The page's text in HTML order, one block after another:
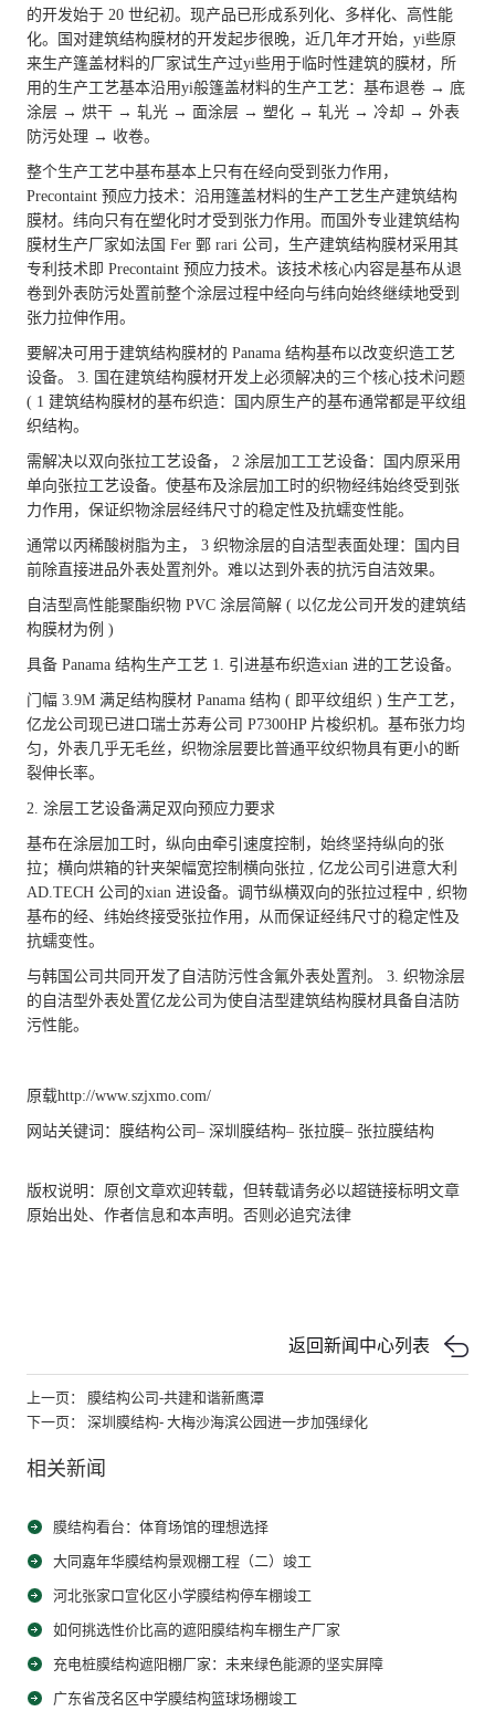
的开发始于 20 世纪初。现产品已形成系列化、多样化、高性能
化。国对建筑结构膜材的开发起步很晚，近几年才开始，yi些原
来生产篷盖材料的厂家试生产过yi些用于临时性建筑的膜材，所
用的生产工艺基本沿用yi般篷盖材料的生产工艺：基布退卷 → 底
涂层 → 烘干 → 轧光 → 面涂层 → 塑化 → 轧光 → 冷却 → 外表
防污处理 → 收卷。
整个生产工艺中基布基本上只有在经向受到张力作用，
Precontaint 预应力技术：沿用篷盖材料的生产工艺生产建筑结构
膜材。纬向只有在塑化时才受到张力作用。而国外专业建筑结构
膜材生产厂家如法国 Fer 鄄 rari 公司，生产建筑结构膜材采用其
专利技术即 Precontaint 预应力技术。该技术核心内容是基布从退
卷到外表防污处置前整个涂层过程中经向与纬向始终继续地受到
张力拉伸作用。
要解决可用于建筑结构膜材的 Panama 结构基布以改变织造工艺
设备。 3. 国在建筑结构膜材开发上必须解决的三个核心技术问题
( 1 建筑结构膜材的基布织造：国内原生产的基布通常都是平纹组
织结构。
需解决以双向张拉工艺设备， 2 涂层加工工艺设备：国内原采用
单向张拉工艺设备。使基布及涂层加工时的织物经纬始终受到张
力作用，保证织物涂层经纬尺寸的稳定性及抗蠕变性能。
通常以丙稀酸树脂为主， 3 织物涂层的自洁型表面处理：国内目
前除直接进品外表处置剂外。难以达到外表的抗污自洁效果。
自洁型高性能聚酯织物 PVC 涂层简解 ( 以亿龙公司开发的建筑结
构膜材为例 )
具备 Panama 结构生产工艺 1. 引进基布织造xian 进的工艺设备。
门幅 3.9M 满足结构膜材 Panama 结构 ( 即平纹组织 ) 生产工艺，
亿龙公司现已进口瑞士苏寿公司 P7300HP 片梭织机。基布张力均
匀，外表几乎无毛丝，织物涂层要比普通平纹织物具有更小的断
裂伸长率。
2. 涂层工艺设备满足双向预应力要求
基布在涂层加工时，纵向由牵引速度控制，始终坚持纵向的张
拉；横向烘箱的针夹架幅宽控制横向张拉 , 亿龙公司引进意大利
AD.TECH 公司的xian 进设备。调节纵横双向的张拉过程中 , 织物
基布的经、纬始终接受张拉作用，从而保证经纬尺寸的稳定性及
抗蠕变性。
与韩国公司共同开发了自洁防污性含氟外表处置剂。 3. 织物涂层
的自洁型外表处置亿龙公司为使自洁型建筑结构膜材具备自洁防
污性能。
原载http://www.szjxmo.com/
网站关键词： 膜结构公司– 深圳膜结构– 张拉膜– 张拉膜结构
版权说明：原创文章欢迎转载，但转载请务必以超链接标明文章
原始出处、作者信息和本声明。否则必追究法律
返回新闻中心列表
上一页： 膜结构公司-共建和谐新鹰潭
下一页： 深圳膜结构- 大梅沙海滨公园进一步加强绿化
相关新闻
膜结构看台：体育场馆的理想选择
大同嘉年华膜结构景观棚工程（二）竣工
河北张家口宣化区小学膜结构停车棚竣工
如何挑选性价比高的遮阳膜结构车棚生产厂家
充电桩膜结构遮阳棚厂家：未来绿色能源的坚实屏障
广东省茂名区中学膜结构篮球场棚竣工